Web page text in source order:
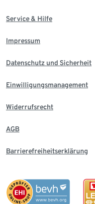
Service & Hilfe
Impressum
Datenschutz und Sicherheit
Einwilligungsmanagement
Widerrufsrecht
AGB
Barrierefreiheitserklärung